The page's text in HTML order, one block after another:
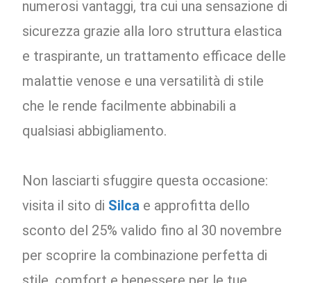
numerosi vantaggi, tra cui una sensazione di
sicurezza grazie alla loro struttura elastica
e traspirante, un trattamento efficace delle
malattie venose e una versatilità di stile
che le rende facilmente abbinabili a
qualsiasi abbigliamento.
Non lasciarti sfuggire questa occasione:
visita il sito di Silca e approfitta dello
sconto del 25% valido fino al 30 novembre
per scoprire la combinazione perfetta di